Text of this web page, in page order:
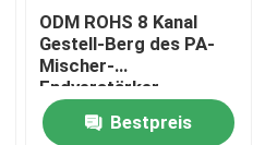
ODM ROHS 8 Kanal
Gestell-Berg des PA-
Mischer-
Endverstärker-
Energie-Sequenzer-
19in
Bestpreis